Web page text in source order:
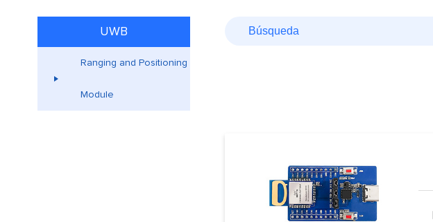
UWB
Ranging and Positioning
Module